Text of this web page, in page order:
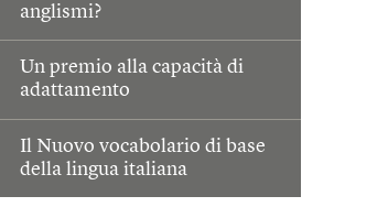
anglismi?
Un premio alla capacità di
adattamento
Il Nuovo vocabolario di base
della lingua italiana